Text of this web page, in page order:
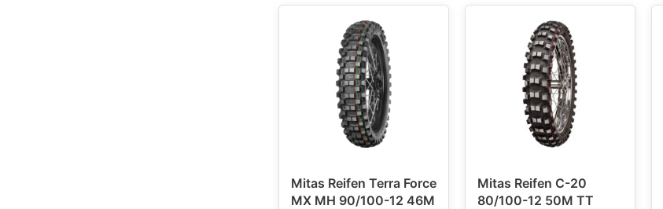
Mitas Reifen Terra Force
MX MH 90/100-12 46M
Mitas Reifen C-20
80/100-12 50M TT